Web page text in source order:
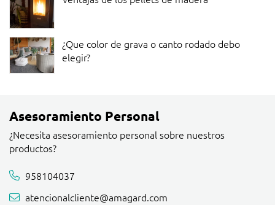
¿Que color de grava o canto rodado debo
elegir?
Asesoramiento Personal
¿Necesita asesoramiento personal sobre nuestros
productos?
958104037
atencionalcliente@amagard.com